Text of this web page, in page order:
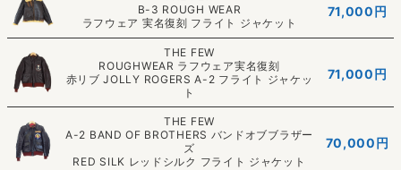
B-3 ROUGH WEAR
ラフウェア 実名復刻 フライト ジャケット
71,000 円
THE FEW
ROUGHWEAR ラフウェア実名復刻
赤リブ JOLLY ROGERS A-2 フライト ジャケッ
ト
71,000円
THE FEW
A-2 BAND OF BROTHERS バンドオブブラザー
ズ
RED SILK レッドシルク フライト ジャケット
70,000円